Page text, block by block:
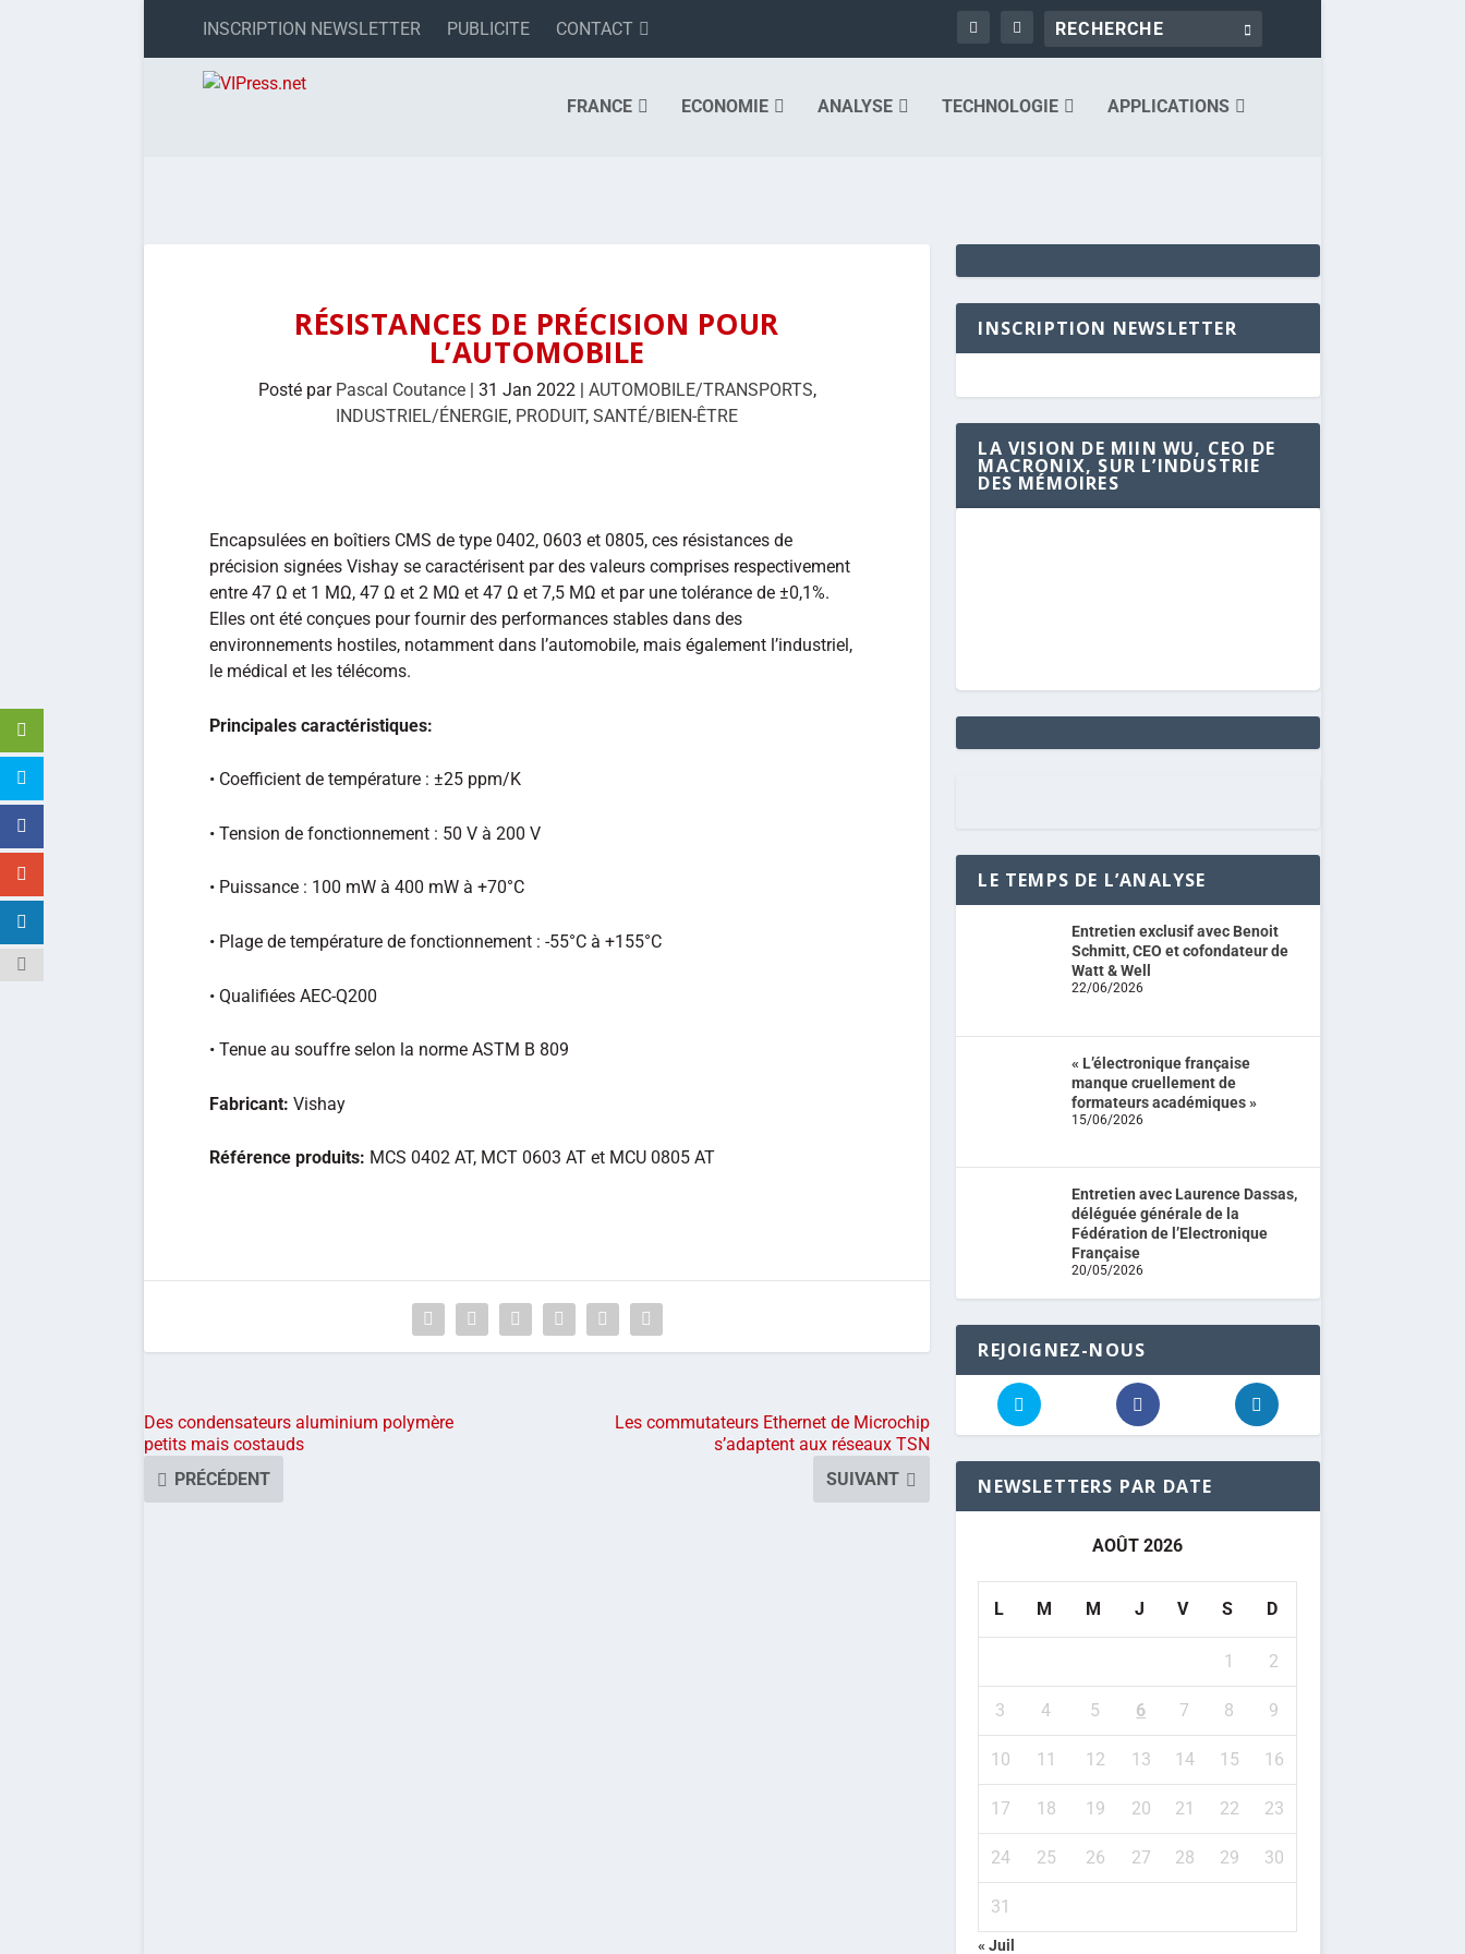
INSCRIPTION NEWSLETTER PUBLICITE CONTACT
FRANCE ECONOMIE ANALYSE TECHNOLOGIE APPLICATIONS
RÉSISTANCES DE PRÉCISION POUR
L’AUTOMOBILE
Posté par Pascal Coutance| 31 Jan 2022| AUTOMOBILE/TRANSPORTS,
INDUSTRIEL/ÉNERGIE, PRODUIT,SANTÉ/BIEN-ÊTRE
Encapsulées en boîtiers CMS de type 0402, 0603 et 0805, ces résistances de
précision signées Vishay se caractérisent par des valeurs comprises respectivement
entre 47 Ω et 1 MΩ, 47 Ω et 2 MΩ et 47 Ω et 7,5 MΩ et par une tolérance de ±0,1%.
Elles ont été conçues pour fournir des performances stables dans des
environnements hostiles, notamment dans l’automobile, mais également l’industriel,
le médical et les télécoms.
Principales caractéristiques:
• Coefficient de température : ±25 ppm/K
• Tension de fonctionnement : 50 V à 200 V
• Puissance : 100 mW à 400 mW à +70°C
• Plage de température de fonctionnement : -55°C à +155°C
• Qualifiées AEC-Q200
• Tenue au souffre selon la norme ASTM B 809
Fabricant: Vishay
Référence produits: MCS 0402 AT, MCT 0603 AT et MCU 0805 AT
Des condensateurs aluminium polymère
petits mais costauds
PRÉCÉDENT
Les commutateurs Ethernet de Microchip
s’adaptent aux réseaux TSN
SUIVANT
INSCRIPTION NEWSLETTER
LA VISION DE MIIN WU, CEO DE
MACRONIX, SUR L’INDUSTRIE
DES MÉMOIRES
LE TEMPS DE L’ANALYSE
Entretien exclusif avec Benoit
Schmitt, CEO et cofondateur de
Watt & Well
22/06/2026
« L’électronique française
manque cruellement de
formateurs académiques »
15/06/2026
Entretien avec Laurence Dassas,
déléguée générale de la
Fédération de l’Electronique
Française
20/05/2026
REJOIGNEZ-NOUS
NEWSLETTERS PAR DATE
AOÛT 2026
L M M J V S D
1 2
3 4 5 6 7 8 9
10 11 12 13 14 15 16
17 18 19 20 21 22 23
24 25 26 27 28 29 30
31
« Juil